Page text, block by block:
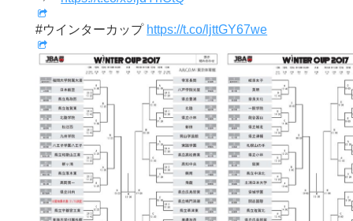
#ウインターカップ https://t.co/ljttGY67we